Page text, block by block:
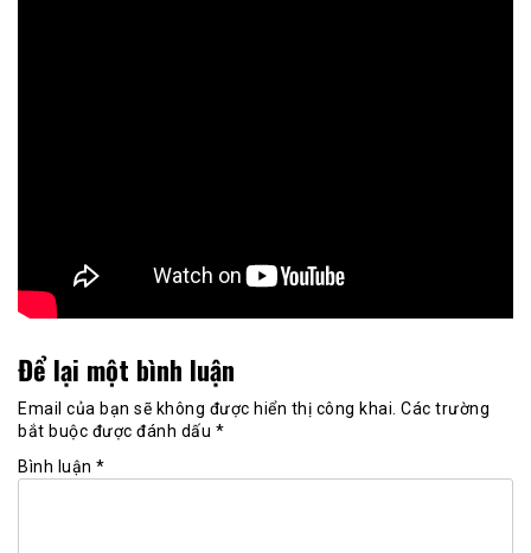
Để lại một bình luận
Email của bạn sẽ không được hiển thị công khai. Các trường
bắt buộc được đánh dấu *
Bình luận *